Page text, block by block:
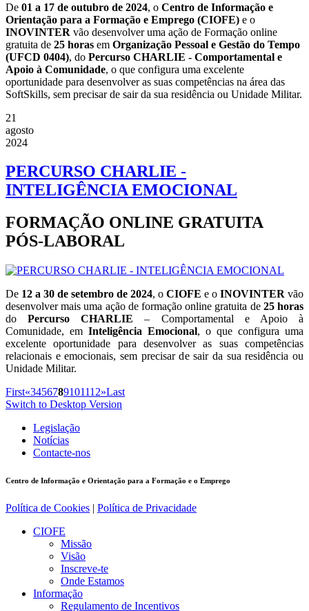
De 01 a 17 de outubro de 2024, o Centro de Informação e
Orientação para a Formação e Emprego (CIOFE) e o
INOVINTER vão desenvolver uma ação de Formação online
gratuita de 25 horas em Organização Pessoal e Gestão do Tempo
(UFCD 0404), do Percurso CHARLIE - Comportamental e
Apoio à Comunidade, o que configura uma excelente
oportunidade para desenvolver as suas competências na área das
SoftSkills, sem precisar de sair da sua residência ou Unidade Militar.
21
agosto
2024
PERCURSO CHARLIE -
INTELIGÊNCIA EMOCIONAL
FORMAÇÃO ONLINE GRATUITA
PÓS-LABORAL
De 12 a 30 de setembro de 2024, o CIOFE e o INOVINTER vão
desenvolver mais uma ação de formação online gratuita de 25 horas
doPercurso CHARLIE – Comportamental e Apoio à
Comunidade, em Inteligência Emocional, o que configura uma
excelente oportunidade para desenvolver as suas competências
relacionais e emocionais, sem precisar de sair da sua residência ou
Unidade Militar.
First«3456789101112»Last
Switch to Desktop Version
Legislação
Notícias
Contacte-nos
Centro de Informação e Orientação para a Formação e o Emprego
Política de Cookies | Política de Privacidade
CIOFE
Missão
Visão
Inscreve-te
Onde Estamos
Informação
Regulamento de Incentivos